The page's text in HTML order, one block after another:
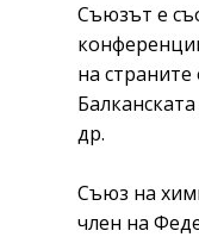
Съюзът е
на
др.
Съюз на
член на